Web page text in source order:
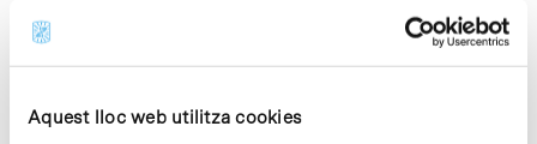
Aquest lloc web utilitza cookies
Ja tenim el resultat de la